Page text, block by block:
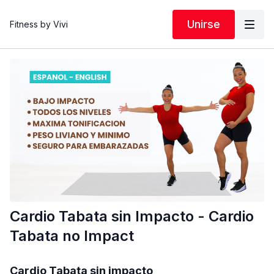
Fitness by Vivi Unirse
Cardio Tabata sin Impacto - Cardio
Tabata no Impact
Cardio Tabata sin impacto